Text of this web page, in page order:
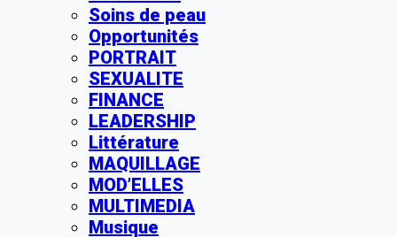
Soins de peau
Opportunités
PORTRAIT
SEXUALITE
FINANCE
LEADERSHIP
Littérature
MAQUILLAGE
MOD’ELLES
MULTIMEDIA
Musique